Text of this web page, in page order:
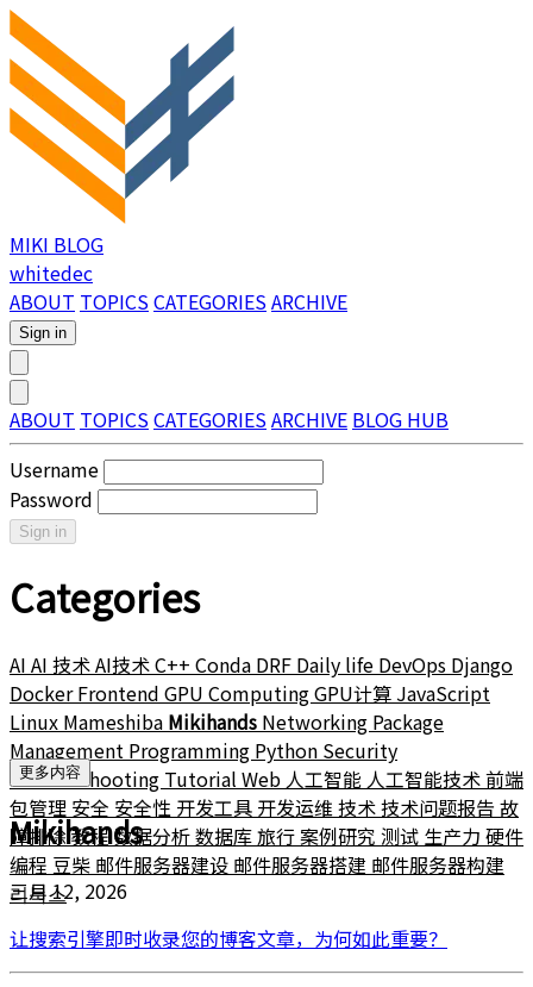
MIKI BLOG
whitedec
ABOUT TOPICSCATEGORIESARCHIVE
Sign in
ABOUT TOPICSCATEGORIESARCHIVE BLOG HUB
Username
Password
Sign in
Categories
AI AI 技术AI技术C++ Conda DRF Daily life DevOps Django
DockerFrontend GPU ComputingGPU计算 JavaScript
Linux Mameshiba Mikihands Networking Package
Management Programming Python Security
Troubleshooting Tutorial Web 人工智能 人工智能技术前端
包管理 安全 安全性 开发工具 开发运维技术技术问题报告 故
障排除教程数据分析数据库旅行案例研究 测试 生产力 硬件
编程 豆柴 邮件服务器建设 邮件服务器搭建 邮件服务器构建
리눅스
更多内容
Mikihands
三月 12, 2026
让搜索引擎即时收录您的博客文章，为何如此重要？